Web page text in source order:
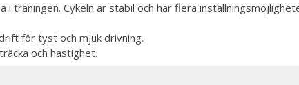
Cykeln är stabil och har flera
för tyst och mjuk drivning.
och hastighet.